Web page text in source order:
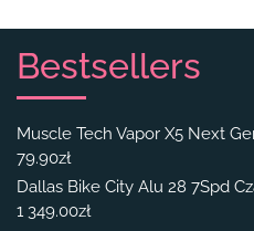
Bestsellers
Muscle Tech Vapor X5 Next
79.90zł
Dallas Bike City Alu 28 7Spd
1 349.00zł